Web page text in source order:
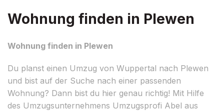
Wohnung finden in Plewen
Wohnung finden in Plewen
Du planst einen Umzug von Wuppertal nach Plewen
und bist auf der Suche nach einer passenden
Wohnung? Dann bist du hier genau richtig! Mit Hilfe
des Umzugsunternehmens Umzugsprofi Abel aus